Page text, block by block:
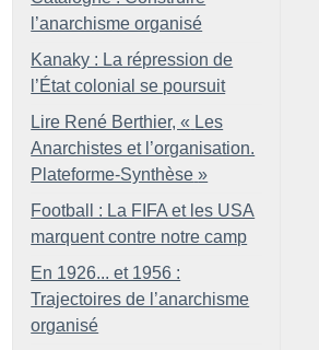
l’anarchisme organisé
Kanaky : La répression de
l’État colonial se poursuit
Lire René Berthier, « Les
Anarchistes et l’organisation.
Plateforme-Synthèse »
Football : La FIFA et les USA
marquent contre notre camp
En 1926... et 1956 :
Trajectoires de l’anarchisme
organisé